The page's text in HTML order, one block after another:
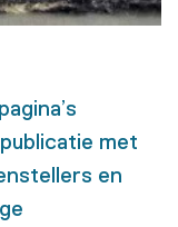
met
en